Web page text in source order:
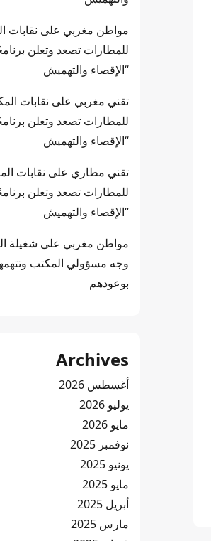
مواطن مغربي على نقابات
للمطارات تصعد وتعلن
“الإقصاء والتهميش
تقني مغربي على نقابات
للمطارات تصعد وتعلن
“الإقصاء والتهميش
تقني مطاري على نقابات
للمطارات تصعد وتعلن
“الإقصاء والتهميش
مواطن مغربي على شغيلة
وجه مسؤولي المكتب
بوعودهم
Archives
أغسطس 2026
يوليو 2026
مايو 2026
نوفمبر 2025
يونيو 2025
مايو 2025
أبريل 2025
مارس 2025